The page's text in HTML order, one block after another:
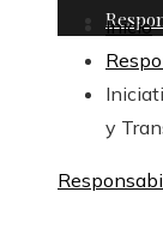
Inicio
y